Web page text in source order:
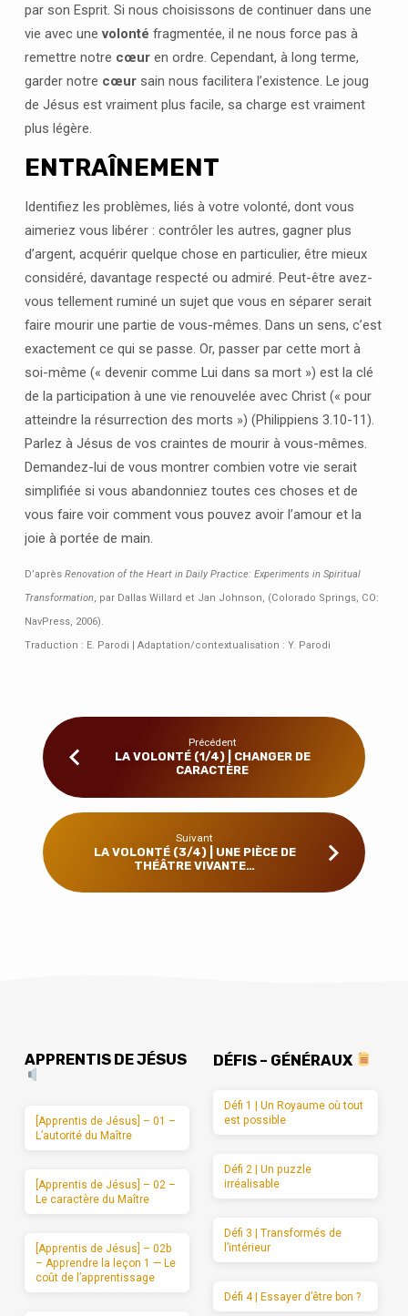
par son Esprit. Si nous choisissons de continuer dans une
vie avec une volonté fragmentée, il ne nous force pas à
remettre notre cœuren ordre. Cependant, à long terme,
garder notre cœur sain nous facilitera l’existence. Le joug
de Jésus est vraiment plus facile, sa charge est vraiment
plus légère.
ENTRAÎNEMENT
Identifiez les problèmes, liés à votre volonté, dont vous
aimeriez vous libérer : contrôler les autres, gagner plus
d’argent, acquérir quelque chose en particulier, être mieux
considéré, davantage respecté ou admiré. Peut-être avez-
vous tellement ruminé un sujet que vous en séparer serait
faire mourir une partie de vous-mêmes. Dans un sens, c’est
exactement ce qui se passe. Or, passer par cette mort à
soi-même (« devenir comme Lui dans sa mort ») est la clé
de la participation à une vie renouvelée avec Christ (« pour
atteindre la résurrection des morts ») (Philippiens 3.10-11).
Parlez à Jésus de vos craintes de mourir à vous-mêmes.
Demandez-lui de vous montrer combien votre vie serait
simplifiée si vous abandonniez toutes ces choses et de
vous faire voir comment vous pouvez avoir l’amour et la
joie à portée de main.
D’après Renovation of the Heart in Daily Practice: Experiments in Spiritual
Transformation, par Dallas Willard et Jan Johnson, (Colorado Springs, CO:
NavPress, 2006).
Traduction : E. Parodi | Adaptation/contextualisation : Y. Parodi
Précédent
LA VOLONTÉ (1/4) | CHANGER DE
CARACTÈRE
Suivant
LA VOLONTÉ (3/4) | UNE PIÈCE DE
THÉÂTRE VIVANTE…
APPRENTIS DE JÉSUS
[Apprentis de Jésus] – 01 –
L’autorité du Maître
[Apprentis de Jésus] – 02 –
Le caractère du Maître
[Apprentis de Jésus] – 02b
– Apprendre la leçon 1 — Le
coût de l’apprentissage
DÉFIS – GÉNÉRAUX
Défi 1 | Un Royaume où tout
est possible
Défi 2 | Un puzzle
irréalisable
Défi 3 | Transformés de
l’intérieur
Défi 4 | Essayer d’être bon ?